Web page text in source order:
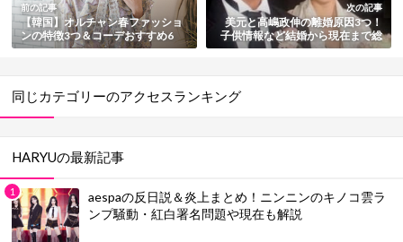
前の記事
【韓国】オルチャン春ファッショ
ンの特徴3つ＆コーデおすすめ6
選！一押しアイテムも紹介
次の記事
美元と高嶋政伸の離婚原因3つ！
子供情報など結婚から現在まで総
まとめ
同じカテゴリーのアクセスランキング
HARYUの最新記事
aespaの反日説＆炎上まとめ！ニンニンのキノコ雲ラ
ンプ騒動・紅白署名問題や現在も解説